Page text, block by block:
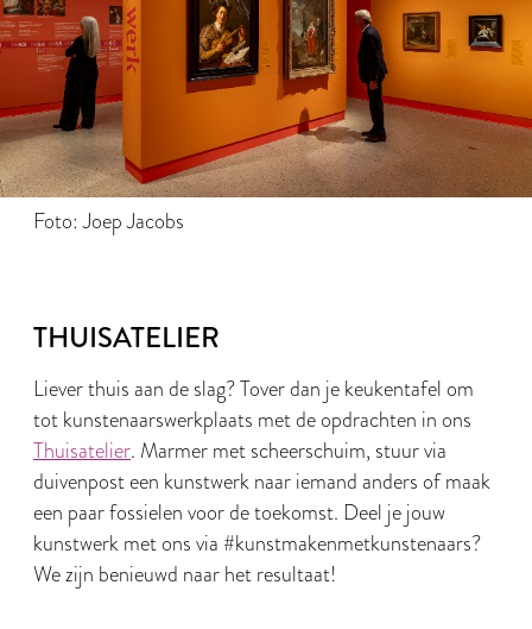
Foto: Joep Jacobs
THUISATELIER
Liever thuis aan de slag? Tover dan je keukentafel om
tot kunstenaarswerkplaats met de opdrachten in ons
Thuisatelier. Marmer met scheerschuim, stuur via
duivenpost een kunstwerk naar iemand anders of maak
een paar fossielen voor de toekomst. Deel je jouw
kunstwerk met ons via #kunstmakenmetkunstenaars?
We zijn benieuwd naar het resultaat!